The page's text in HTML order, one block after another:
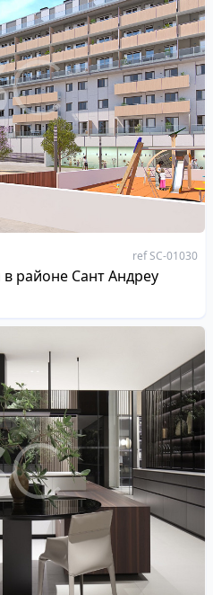
ref SC-01030
районе Сант Андреу